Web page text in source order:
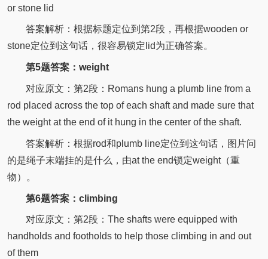
or stone lid
答案解析：根据标题定位到第2段，再根据wooden or
stone定位到这句话，很容易锁定lid为正确答案。
第5题答案：weight
对应原文：第2段：Romans hung a plumb line from a
rod placed across the top of each shaft and made sure that
the weight at the end of it hung in the center of the shaft.
答案解析：根据rod和plumb line定位到这句话，图片问
的是绳子末端挂的是什么，由at the end锁定weight（重
物）。
第6题答案：climbing
对应原文：第2段：The shafts were equipped with
handholds and footholds to help those climbing in and out
of them